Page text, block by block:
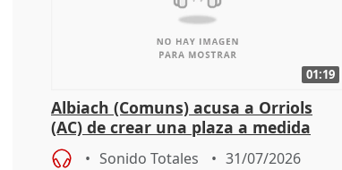
01:19
Albiach (Comuns) acusa a Orriols
(AC) de crear una plaza a medida
para su hija en Ripoll (Girona)
Sonido Totales 31/07/2026